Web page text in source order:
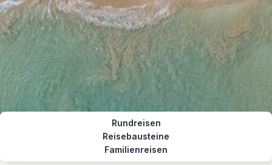
Rundreisen
Reisebausteine
Familienreisen